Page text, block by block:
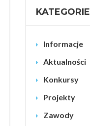
KATEGORIE
Informacje
Aktualności
Konkursy
Projekty
Zawody